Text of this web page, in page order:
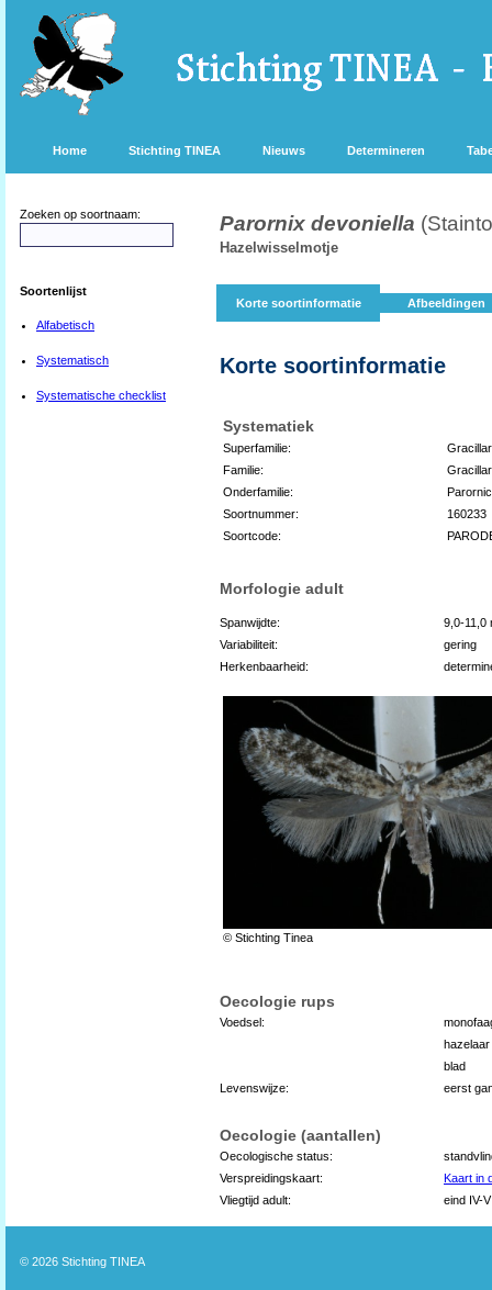
Home Stichting TINEA Nieuws Determineren
Zoeken op soortnaam:
Soortenlijst
Alfabetisch
Systematisch
Systematische checklist
Parornix devoniella
Hazelwisselmotje
Korte soortinformatie Afbeeldingen
Korte soortinformatie
Systematiek
Superfamilie:
Familie:
Onderfamilie:
Soortnummer:
160233
Soortcode:
Morfologie adult
Spanwijdte:
9,0-11,0
Variabiliteit:
gering
Herkenbaarheid:
© Stichting Tinea
Oecologie rups
Voedsel:
hazelaar
blad
Levenswijze:
eerst
Oecologie (aantallen)
Oecologische status:
Verspreidingskaart:
Kaart in
Vliegtijd adult:
eind IV-
© 2026 Stichting TINEA